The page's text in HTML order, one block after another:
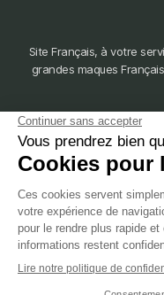
Site Français, à votre
grandes maques
388 Av. Charles